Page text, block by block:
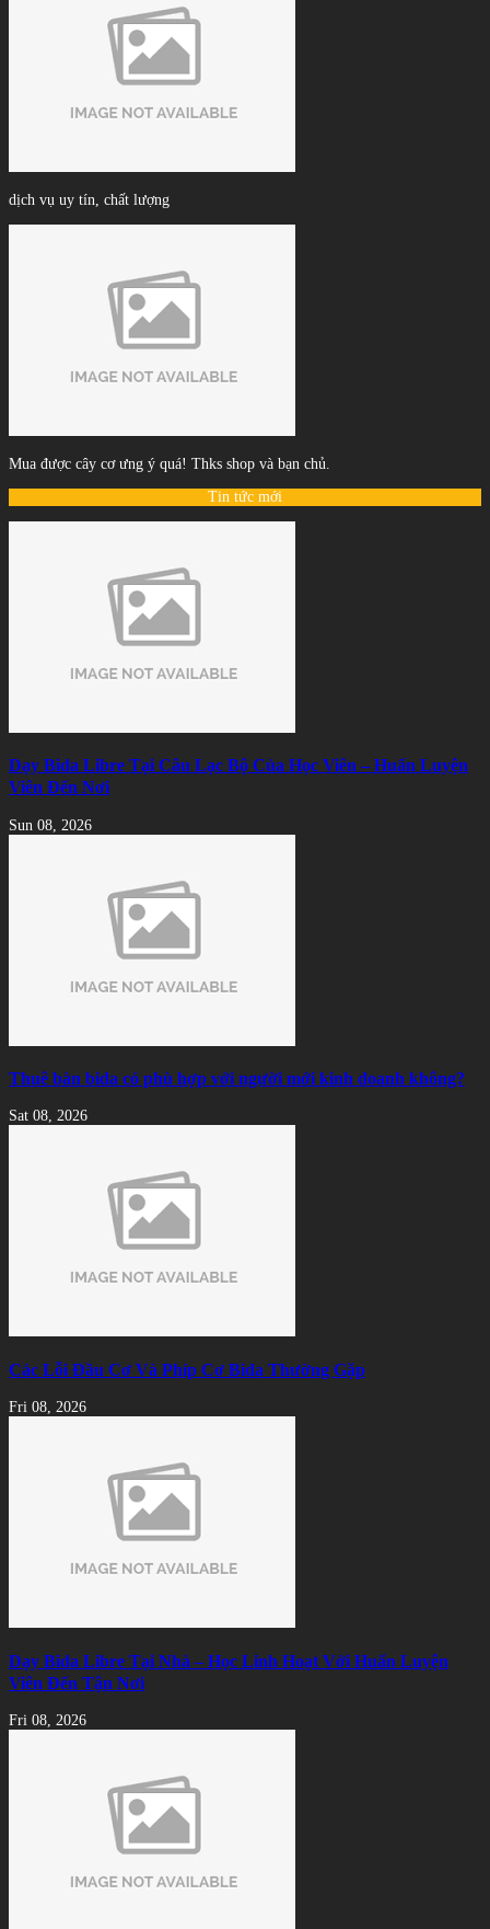
dịch vụ uy tín, chất lượng
Mua được cây cơ ưng ý quá! Thks shop và bạn chủ.
Tin tức mới
Dạy Bida Libre Tại Câu Lạc Bộ Của Học Viên – Huấn Luyện
Viên Đến Nơi
Sun 08, 2026
Thuê bàn bida có phù hợp với người mới kinh doanh không?
Sat 08, 2026
Các Lỗi Đầu Cơ Và Phíp Cơ Bida Thường Gặp
Fri 08, 2026
Dạy Bida Libre Tại Nhà – Học Linh Hoạt Với Huấn Luyện
Viên Đến Tận Nơi
Fri 08, 2026